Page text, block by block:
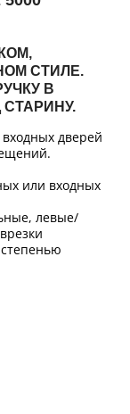
СТИЛЕ.
В
дверей
или входных
левые/